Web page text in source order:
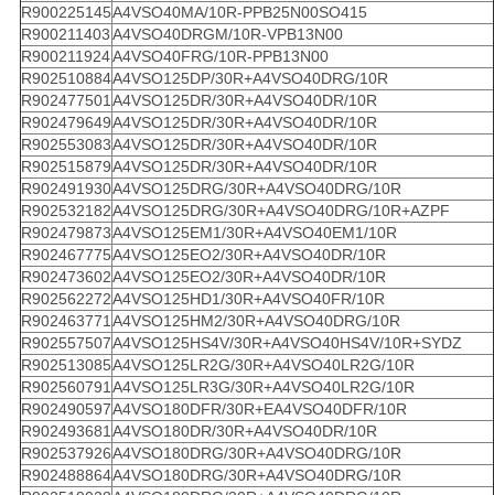
R900225145A4VSO40MA/10R-PPB25N00SO415
R900211403A4VSO40DRGM/10R-VPB13N00
R900211924A4VSO40FRG/10R-PPB13N00
R902510884A4VSO125DP/30R+A4VSO40DRG/10R
R902477501 A4VSO125DR/30R+A4VSO40DR/10R
R902479649A4VSO125DR/30R+A4VSO40DR/10R
R902553083A4VSO125DR/30R+A4VSO40DR/10R
R902515879A4VSO125DR/30R+A4VSO40DR/10R
R902491930A4VSO125DRG/30R+A4VSO40DRG/10R
R902532182A4VSO125DRG/30R+A4VSO40DRG/10R+AZPF
R902479873A4VSO125EM1/30R+A4VSO40EM1/10R
R902467775A4VSO125EO2/30R+A4VSO40DR/10R
R902473602A4VSO125EO2/30R+A4VSO40DR/10R
R902562272A4VSO125HD1/30R+A4VSO40FR/10R
R902463771 A4VSO125HM2/30R+A4VSO40DRG/10R
R902557507A4VSO125HS4V/30R+A4VSO40HS4V/10R+SYDZ
R902513085A4VSO125LR2G/30R+A4VSO40LR2G/10R
R902560791 A4VSO125LR3G/30R+A4VSO40LR2G/10R
R902490597A4VSO180DFR/30R+EA4VSO40DFR/10R
R902493681 A4VSO180DR/30R+A4VSO40DR/10R
R902537926A4VSO180DRG/30R+A4VSO40DRG/10R
R902488864A4VSO180DRG/30R+A4VSO40DRG/10R